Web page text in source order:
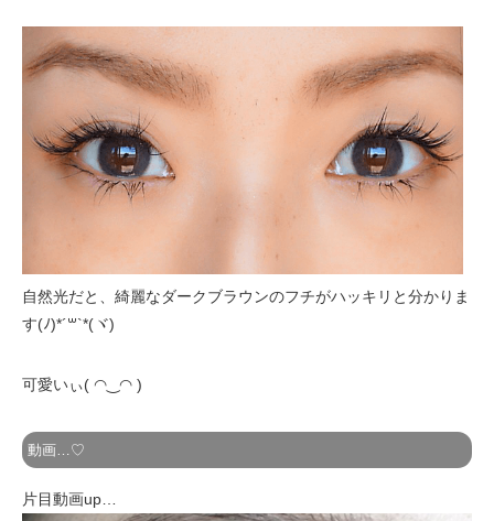
自然光だと、綺麗なダークブラウンのフチがハッキリと分かりま
す(ﾉ)*´꒳`*(ヾ)
可愛いぃ( ◠‿◠ )
動画…♡
片目動画up…